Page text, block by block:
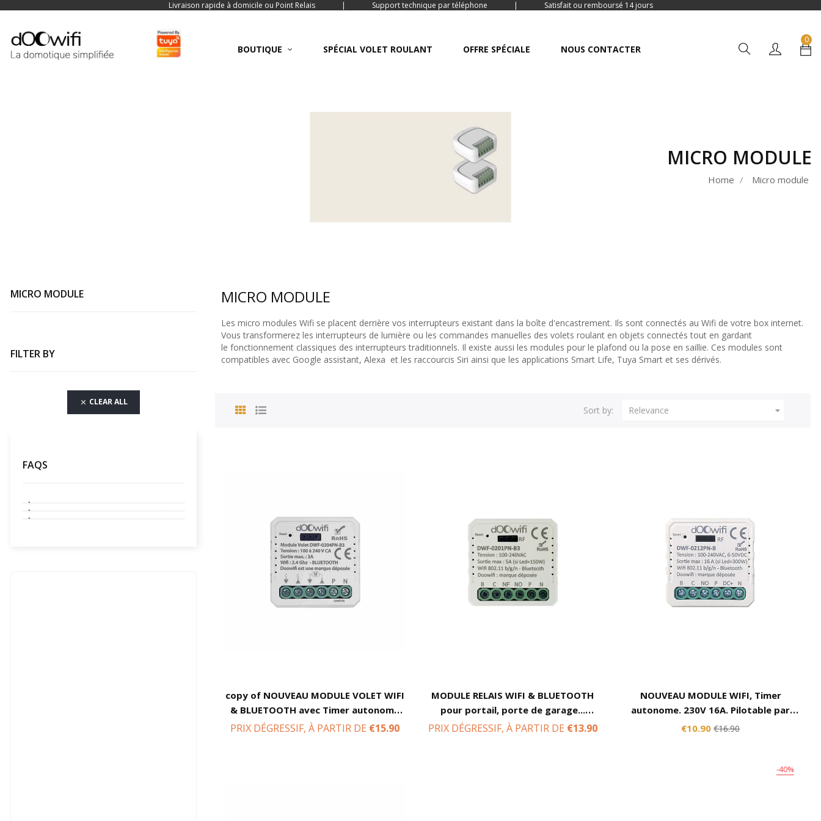
Livraison rapide à domicile ou Point Relais | Support technique par téléphone | Satisfait ou remboursé 14 jours
BOUTIQUE SPÉCIAL VOLET ROULANT OFFRE SPÉCIALE NOUS CONTACTER
0
MICRO MODULE
Home Micro module
MICRO MODULE
FILTER BY
 CLEAR ALL
FAQS
MICRO MODULE
Les micro modules Wifi se placent derrière vos interrupteurs existant dans la boîte d'encastrement. Ils sont connectés au Wifi de votre box internet.
Vous transformerez les interrupteurs de lumière ou les commandes manuelles des volets roulant en objets connectés tout en gardant
le fonctionnement classiques des interrupteurs traditionnels. Il existe aussi les modules pour le plafond ou la pose en saillie. Ces modules sont
compatibles avec Google assistant, Alexa et les raccourcis Siri ainsi que les applications Smart Life, Tuya Smart et ses dérivés.
Sort by: Relevance 
copy of NOUVEAU MODULE VOLET WIFI
& BLUETOOTH avec Timer autonome
intégré pour volet filaire. Pilotable par
PRIX DÉGRESSIF, À PARTIR DE €15.90
MODULE RELAIS WIFI & BLUETOOTH
pour portail, porte de garage...
Pilotable par internet avec Alexa,
PRIX DÉGRESSIF, À PARTIR DE €13.90
NOUVEAU MODULE WIFI, Timer
autonome. 230V 16A. Pilotable par
internet avec Alexa, Google, Tuya,
€10.90 €16.90
-40%